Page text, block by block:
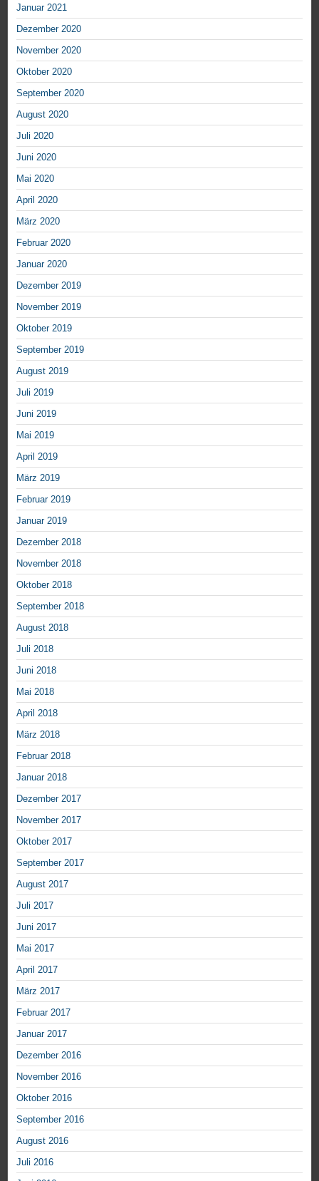
Januar 2021
Dezember 2020
November 2020
Oktober 2020
September 2020
August 2020
Juli 2020
Juni 2020
Mai 2020
April 2020
März 2020
Februar 2020
Januar 2020
Dezember 2019
November 2019
Oktober 2019
September 2019
August 2019
Juli 2019
Juni 2019
Mai 2019
April 2019
März 2019
Februar 2019
Januar 2019
Dezember 2018
November 2018
Oktober 2018
September 2018
August 2018
Juli 2018
Juni 2018
Mai 2018
April 2018
März 2018
Februar 2018
Januar 2018
Dezember 2017
November 2017
Oktober 2017
September 2017
August 2017
Juli 2017
Juni 2017
Mai 2017
April 2017
März 2017
Februar 2017
Januar 2017
Dezember 2016
November 2016
Oktober 2016
September 2016
August 2016
Juli 2016